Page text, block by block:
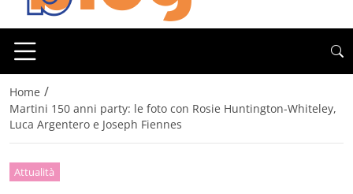
Home /
Martini 150 anni party: le foto con Rosie Huntington-Whiteley,
Luca Argentero e Joseph Fiennes
Attualità